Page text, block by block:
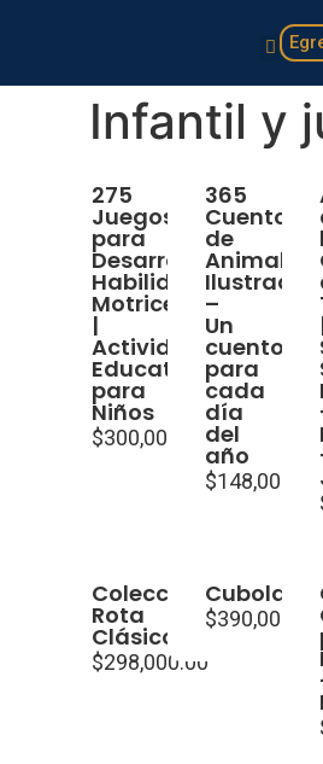
Infantil y
275
Juegos
para
Desarrollar
Habilidades
Motrices
|
Actividades
Educativas
para
Niños
$300,000.00
365
Cuentos
de
Animales
Ilustrados
–
Un
cuento
para
cada
día
del
año
$148,000.00
Colección
Rota
Clásicos
$298,000.00
$390,000.00